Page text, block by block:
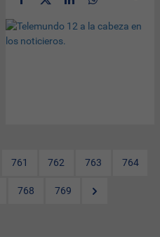
761 762 763 764
768 769